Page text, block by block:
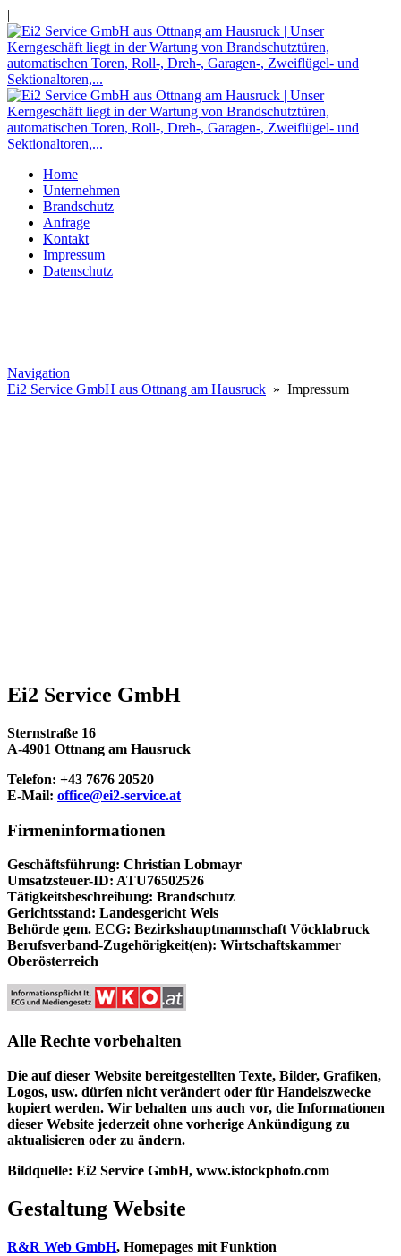
|
Home
Unternehmen
Brandschutz
Anfrage
Kontakt
Impressum
Datenschutz
Navigation
Ei2 Service GmbH aus Ottnang am Hausruck » Impressum
Ei2 Service GmbH
Sternstraße 16
A-4901 Ottnang am Hausruck
Telefon: +43 7676 20520
E-Mail: office@ei2-service.at
Firmeninformationen
Geschäftsführung: Christian Lobmayr
Umsatzsteuer-ID: ATU76502526
Tätigkeitsbeschreibung: Brandschutz
Gerichtsstand: Landesgericht Wels
Behörde gem. ECG: Bezirkshauptmannschaft Vöcklabruck
Berufsverband-Zugehörigkeit(en): Wirtschaftskammer
Oberösterreich
Alle Rechte vorbehalten
Die auf dieser Website bereitgestellten Texte, Bilder, Grafiken,
Logos, usw. dürfen nicht verändert oder für Handelszwecke
kopiert werden. Wir behalten uns auch vor, die Informationen
dieser Website jederzeit ohne vorherige Ankündigung zu
aktualisieren oder zu ändern.
Bildquelle: Ei2 Service GmbH, www.istockphoto.com
Gestaltung Website
R&R Web GmbH, Homepages mit Funktion